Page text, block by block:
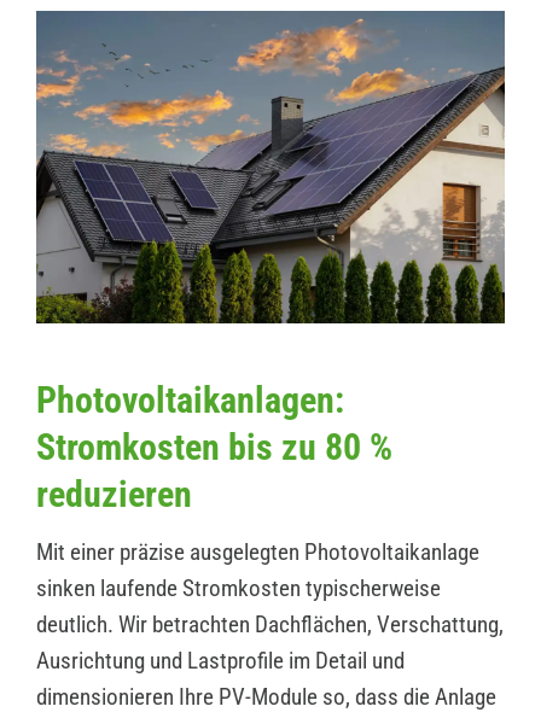
Photovoltaikanlagen:
Stromkosten bis zu 80 %
reduzieren
Mit einer präzise ausgelegten Photovoltaikanlage
sinken laufende Stromkosten typischerweise
deutlich. Wir betrachten Dachflächen, Verschattung,
Ausrichtung und Lastprofile im Detail und
dimensionieren Ihre PV-Module so, dass die Anlage